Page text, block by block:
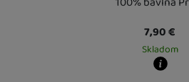
7,90€
Skladom